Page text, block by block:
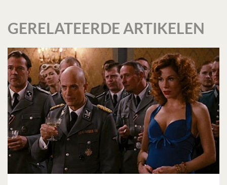
GERELATEERDE ARTIKELEN